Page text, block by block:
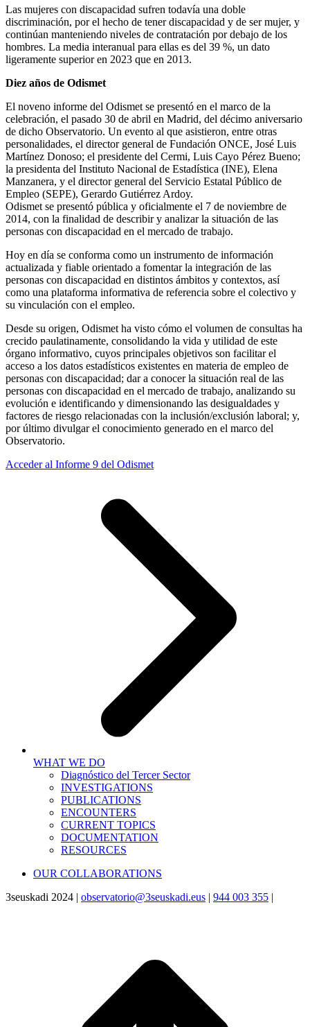
Las mujeres con discapacidad sufren todavía una doble
discriminación, por el hecho de tener discapacidad y de ser mujer, y
continúan manteniendo niveles de contratación por debajo de los
hombres. La media interanual para ellas es del 39 %, un dato
ligeramente superior en 2023 que en 2013.
Diez años de Odismet
El noveno informe del Odismet se presentó en el marco de la
celebración, el pasado 30 de abril en Madrid, del décimo aniversario
de dicho Observatorio. Un evento al que asistieron, entre otras
personalidades, el director general de Fundación ONCE, José Luis
Martínez Donoso; el presidente del Cermi, Luis Cayo Pérez Bueno;
la presidenta del Instituto Nacional de Estadística (INE), Elena
Manzanera, y el director general del Servicio Estatal Público de
Empleo (SEPE), Gerardo Gutiérrez Ardoy.
Odismet se presentó pública y oficialmente el 7 de noviembre de
2014, con la finalidad de describir y analizar la situación de las
personas con discapacidad en el mercado de trabajo.
Hoy en día se conforma como un instrumento de información
actualizada y fiable orientado a fomentar la integración de las
personas con discapacidad en distintos ámbitos y contextos, así
como una plataforma informativa de referencia sobre el colectivo y
su vinculación con el empleo.
Desde su origen, Odismet ha visto cómo el volumen de consultas ha
crecido paulatinamente, consolidando la vida y utilidad de este
órgano informativo, cuyos principales objetivos son facilitar el
acceso a los datos estadísticos existentes en materia de empleo de
personas con discapacidad; dar a conocer la situación real de las
personas con discapacidad en el mercado de trabajo, analizando su
evolución e identificando y dimensionando las desigualdades y
factores de riesgo relacionadas con la inclusión/exclusión laboral; y,
por último divulgar el conocimiento generado en el marco del
Observatorio.
Acceder al Informe 9 del Odismet
WHAT WE DO
Diagnóstico del Tercer Sector
INVESTIGATIONS
PUBLICATIONS
ENCOUNTERS
CURRENT TOPICS
DOCUMENTATION
RESOURCES
OUR COLLABORATIONS
3seuskadi 2024 | observatorio@3seuskadi.eus | 944 003 355 |